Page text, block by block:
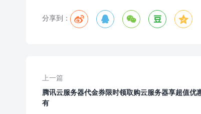
分享到：     
上一篇
腾讯云服务器代金券限时领取购云服务器享超值优
有